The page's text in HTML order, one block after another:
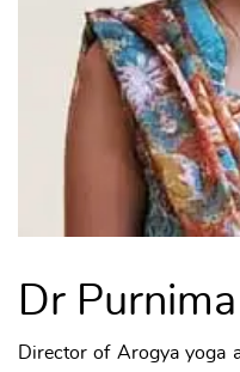
Dr
Director of Arogya yoga